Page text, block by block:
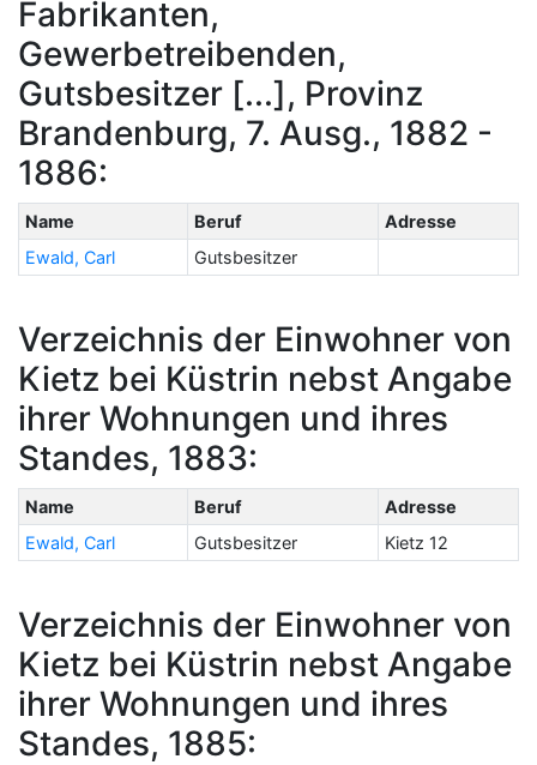
Fabrikanten,
Gewerbetreibenden,
Gutsbesitzer [...], Provinz
Brandenburg, 7. Ausg., 1882 -
1886:
Name Beruf
Adresse
Ewald, Carl
Gutsbesitzer
Verzeichnis der Einwohner von
Kietz bei Küstrin nebst Angabe
ihrer Wohnungen und ihres
Standes, 1883:
Name Beruf
Adresse
Ewald, Carl
Gutsbesitzer Kietz 12
Verzeichnis der Einwohner von
Kietz bei Küstrin nebst Angabe
ihrer Wohnungen und ihres
Standes, 1885: